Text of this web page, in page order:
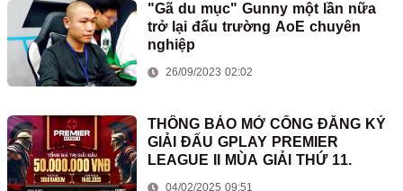
"Gã du mục" Gunny một lần nữa
trở lại đấu trường AoE chuyên
nghiệp
26/09/2023 02:02
THÔNG BÁO MỞ CỔNG ĐĂNG KÝ
GIẢI ĐẤU GPLAY PREMIER
LEAGUE II MÙA GIẢI THỨ 11.
04/02/2025 09:51